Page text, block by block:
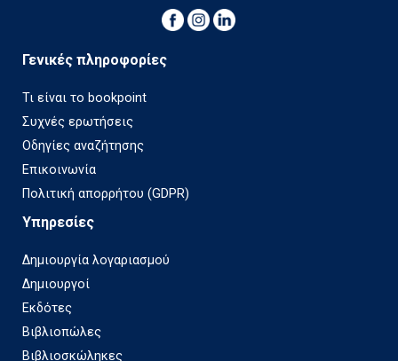
Γενικές πληροφορίες
Τι είναι το bookpoint
Συχνές ερωτήσεις
Οδηγίες αναζήτησης
Επικοινωνία
Πολιτική απορρήτου (GDPR)
Υπηρεσίες
Δημιουργία λογαριασμού
Δημιουργοί
Εκδότες
Βιβλιοπώλες
Βιβλιοσκώληκες